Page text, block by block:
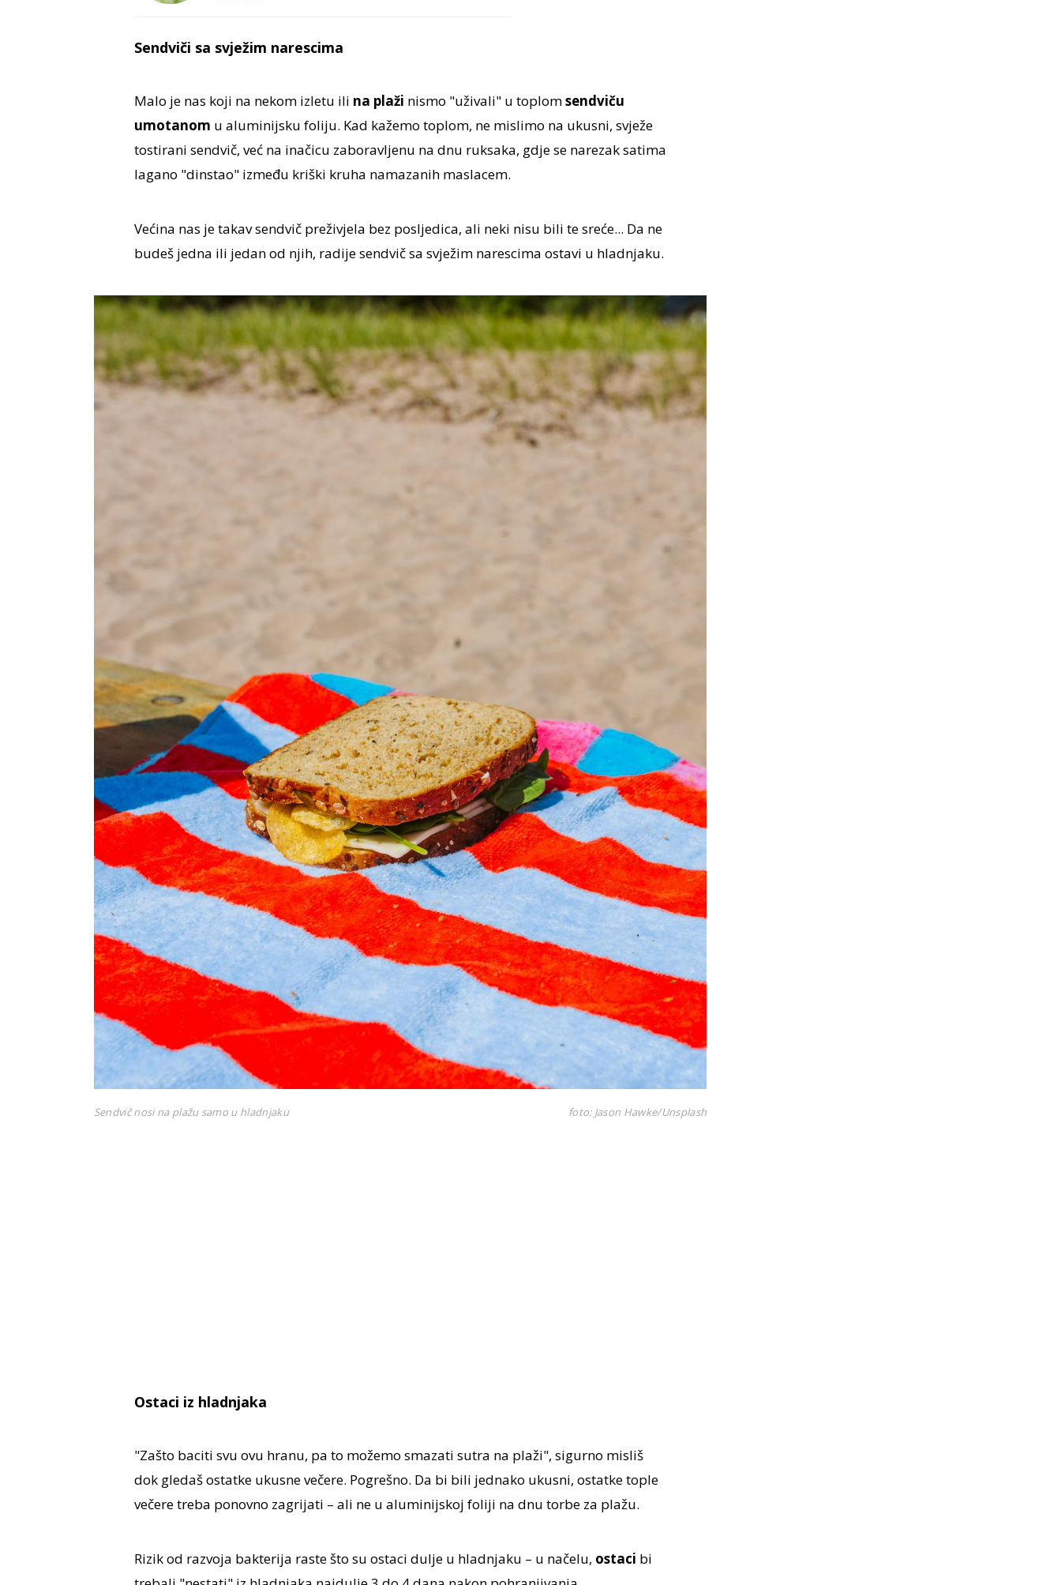
Sendviči sa svježim narescima
Malo je nas koji na nekom izletu ili na plaži nismo "uživali" u toplomsendviču
umotanom u aluminijsku foliju. Kad kažemo toplom, ne mislimo na ukusni, svježe
tostirani sendvič, već na inačicu zaboravljenu na dnu ruksaka, gdje se narezak satima
lagano "dinstao" između kriški kruha namazanih maslacem.
Većina nas je takav sendvič preživjela bez posljedica, ali neki nisu bili te sreće... Da ne
budeš jedna ili jedan od njih, radije sendvič sa svježim narescima ostavi u hladnjaku.
Sendvič nosi na plažu samo u hladnjaku foto: Jason Hawke/Unsplash
Ostaci iz hladnjaka
"Zašto baciti svu ovu hranu, pa to možemo smazati sutra na plaži", sigurno misliš
dok gledaš ostatke ukusne večere. Pogrešno. Da bi bili jednako ukusni, ostatke tople
večere treba ponovno zagrijati – ali ne u aluminijskoj foliji na dnu torbe za plažu.
Rizik od razvoja bakterija raste što su ostaci dulje u hladnjaku – u načelu, ostaci bi